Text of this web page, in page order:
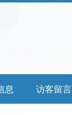
息 访客留言